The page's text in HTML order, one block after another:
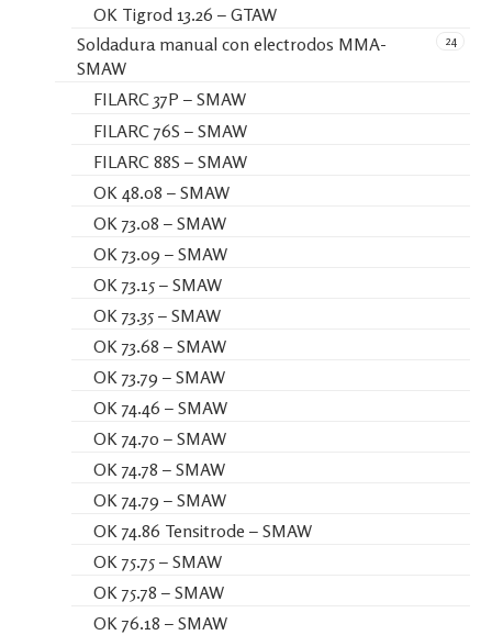
OK Tigrod 13.26 – GTAW
24
Soldadura manual con electrodos MMA-
SMAW
FILARC 37P – SMAW
FILARC 76S – SMAW
FILARC 88S – SMAW
OK 48.08 – SMAW
OK 73.08 – SMAW
OK 73.09 – SMAW
OK 73.15 – SMAW
OK 73.35 – SMAW
OK 73.68 – SMAW
OK 73.79 – SMAW
OK 74.46 – SMAW
OK 74.70 – SMAW
OK 74.78 – SMAW
OK 74.79 – SMAW
OK 74.86 Tensitrode – SMAW
OK 75.75 – SMAW
OK 75.78 – SMAW
OK 76.18 – SMAW